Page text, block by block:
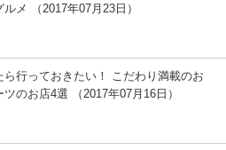
メ （2017年07月23日）
ら行っておきたい！ こだわり満載のお
のお店4選 （2017年07月16日）